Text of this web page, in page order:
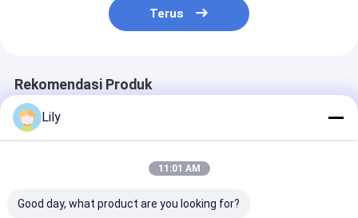
Terus
Rekomendasi Produk
Lily
11:01 AM
Good day, what product are you looking for?